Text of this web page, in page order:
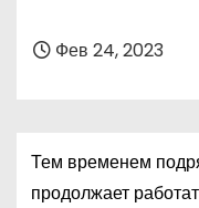
Фев 24, 2023
Тем временем
продолжает